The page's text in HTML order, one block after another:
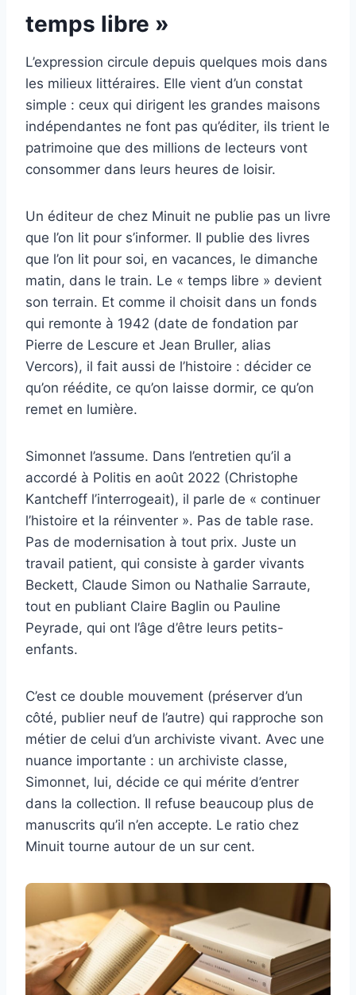
temps libre »
L’expression circule depuis quelques mois dans
les milieux littéraires. Elle vient d’un constat
simple : ceux qui dirigent les grandes maisons
indépendantes ne font pas qu’éditer, ils trient le
patrimoine que des millions de lecteurs vont
consommer dans leurs heures de loisir.
Un éditeur de chez Minuit ne publie pas un livre
que l’on lit pour s’informer. Il publie des livres
que l’on lit pour soi, en vacances, le dimanche
matin, dans le train. Le « temps libre » devient
son terrain. Et comme il choisit dans un fonds
qui remonte à 1942 (date de fondation par
Pierre de Lescure et Jean Bruller, alias
Vercors), il fait aussi de l’histoire : décider ce
qu’on réédite, ce qu’on laisse dormir, ce qu’on
remet en lumière.
Simonnet l’assume. Dans l’entretien qu’il a
accordé à Politis en août 2022 (Christophe
Kantcheff l’interrogeait), il parle de « continuer
l’histoire et la réinventer ». Pas de table rase.
Pas de modernisation à tout prix. Juste un
travail patient, qui consiste à garder vivants
Beckett, Claude Simon ou Nathalie Sarraute,
tout en publiant Claire Baglin ou Pauline
Peyrade, qui ont l’âge d’être leurs petits-
enfants.
C’est ce double mouvement (préserver d’un
côté, publier neuf de l’autre) qui rapproche son
métier de celui d’un archiviste vivant. Avec une
nuance importante : un archiviste classe,
Simonnet, lui, décide ce qui mérite d’entrer
dans la collection. Il refuse beaucoup plus de
manuscrits qu’il n’en accepte. Le ratio chez
Minuit tourne autour de un sur cent.